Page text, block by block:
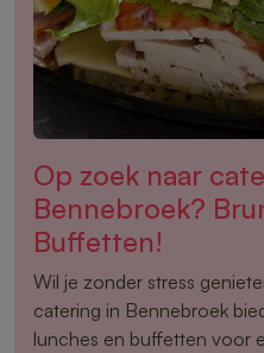
Op zoek naar
Bennebroek?
Buffetten!
Wil je zonder stress
catering in Bennebroek
lunches en buffetten voor